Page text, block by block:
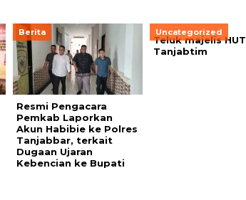
Berita
Resmi Pengacara
Pemkab Laporkan
Akun Habibie ke Polres
Tanjabbar, terkait
Dugaan Ujaran
Kebencian ke Bupati
Uncategorized
Teluk majelis HUT
Tanjabtim